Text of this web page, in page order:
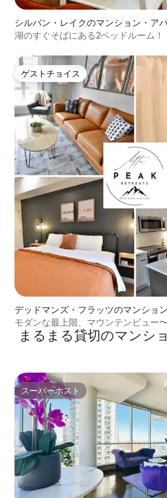
シルバン・レイクのマンション・ア
湖のすぐそばにある2ベッドルーム！
ゲストチョイス
ゲストチョイス
デッドマンズ・フラッツのマンショ
ート
モダンな最上階、マウンテンビュー
ー、ジム
まるまる貸切のマンシ
スーパーホスト
スーパーホスト